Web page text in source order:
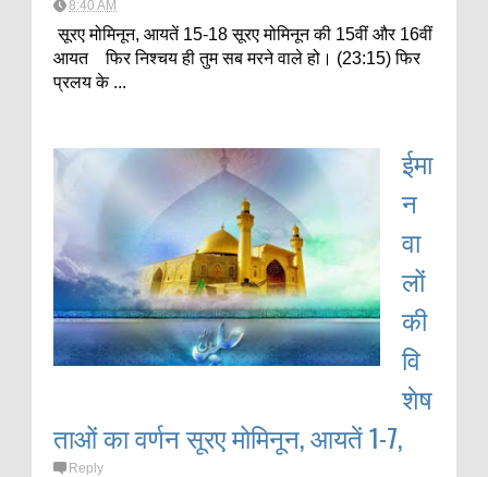
8:40 AM
सूरए मोमिनून, आयतें 15-18 सूरए मोमिनून की 15वीं और 16वीं
आयत फिर निश्चय ही तुम सब मरने वाले हो। (23:15) फिर
प्रलय के ...
ईमा
न
वा
लों
की
वि
शेष
ताओं का वर्णन सूरए मोमिनून, आयतें 1-7,
Reply